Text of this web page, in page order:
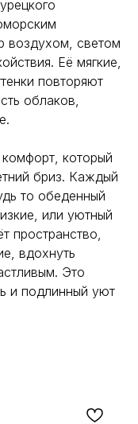
воздухом, светом
Её мягкие,
повторяют
облаков,
который
бриз. Каждый
то обеденный
или уютный
пространство,
вдохнуть
Это
и подлинный уют